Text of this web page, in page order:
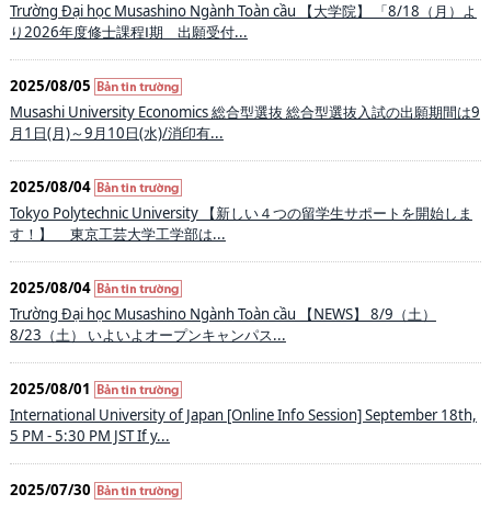
Trường Đại học Musashino Ngành Toàn cầu 【大学院】 「8/18（月）よ
り2026年度修士課程Ⅰ期 出願受付...
2025/08/05
Musashi University Economics 総合型選抜 総合型選抜入試の出願期間は9
月1日(月)～9月10日(水)/消印有...
2025/08/04
Tokyo Polytechnic University 【新しい４つの留学生サポートを開始しま
す！】 東京工芸大学工学部は...
2025/08/04
Trường Đại học Musashino Ngành Toàn cầu 【NEWS】 8/9（土）
8/23（土） いよいよオープンキャンパス...
2025/08/01
International University of Japan [Online Info Session] September 18th,
5 PM - 5:30 PM JST If y...
2025/07/30